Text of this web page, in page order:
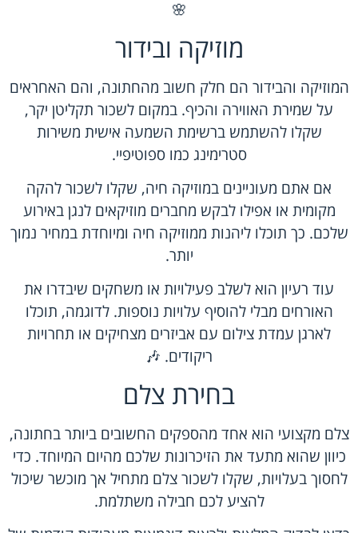
🌸
מוזיקה ובידור
המוזיקה והבידור הם חלק חשוב מהחתונה, והם האחראים
על שמירת האווירה והכיף. במקום לשכור תקליטן יקר,
שקלו להשתמש ברשימת השמעה אישית משירות
סטרימינג כמו ספוטיפיי.
אם אתם מעוניינים במוזיקה חיה, שקלו לשכור להקה
מקומית או אפילו לבקש מחברים מוזיקאים לנגן באירוע
שלכם. כך תוכלו ליהנות ממוזיקה חיה ומיוחדת במחיר נמוך
יותר.
עוד רעיון הוא לשלב פעילויות או משחקים שיבדרו את
האורחים מבלי להוסיף עלויות נוספות. לדוגמה, תוכלו
לארגן עמדת צילום עם אביזרים מצחיקים או תחרויות
ריקודים. 🎶
בחירת צלם
צלם מקצועי הוא אחד מהספקים החשובים ביותר בחתונה,
כיוון שהוא מתעד את הזיכרונות שלכם מהיום המיוחד. כדי
לחסוך בעלויות, שקלו לשכור צלם מתחיל אך מוכשר שיכול
להציע לכם חבילה משתלמת.